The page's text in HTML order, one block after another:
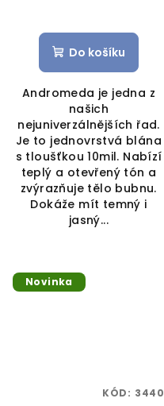
Do košíku
Andromeda je jedna z
našich
nejuniverzálnějších řad.
Je to jednovrstvá blána
s tloušťkou 10mil. Nabízí
teplý a otevřený tón a
zvýrazňuje tělo bubnu.
Dokáže mít temný i
jasný...
Novinka
KÓD: 3440